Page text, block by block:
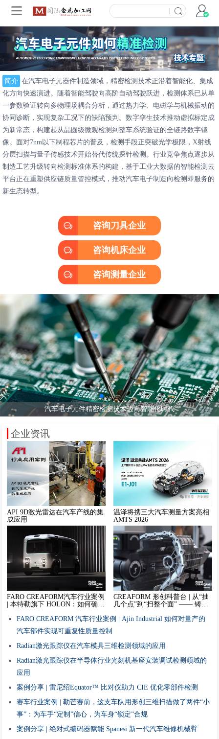
简介 在汽车电子元器件制造领域，精密检测技术正沿着智能化、集成
化方向快速演进。随着智能驾驶向高阶自动驾驶跃进，检测体系已从单
一参数验证转向多物理场耦合分析，通过热力学、电磁学与机械振动的
协同诊断，实现复杂工况下的缺陷预判。数字孪生技术推动虚拟标定成
为新常态，构建起从晶圆级微观检测到整车系统验证的全链路数字镜
像。面对7nm以下制程芯片的普及，检测手段正突破光学极限，X射线
分层扫描与量子传感技术开始替代传统探针检测。行业竞争焦点逐步从
制造工艺升级转向检测标准体系的构建，基于工业大数据的智能检测云
平台正在重塑供应链质量管控模式，推动汽车电子制造向检测即服务的
新生态转型。
咨询刀具企业
咨询机床企业
咨询测量企业
如何验证新能源汽车电机定子组件的关键尺寸？
汽车行业如何实现智能化测量？这场技术论坛给出答案
‌汽车电子元件精密检测技术迈向智能化时代‌
企业资讯
API 9D激光雷达在汽车产线的集
成应用
温泽将携三大汽车测量方案亮相
AMTS 2026
FARO CREAFORM汽车行业案例
| 本特勒旗下 HOLON：如何确保
完全可靠？
CREAFORM 形创科普台 | 从“抽
几个点”到“扫整个面” —— 铸件
FARO CREAFORM 汽车行业案例 | Ajin Industrial 如何对量产的
汽车部件实现可重复性质量控制
Radian激光跟踪仪在汽车模具三维检测领域的应用
Radian激光跟踪仪在半导体行业光刻机基座安装调试检测领域的
应用
案例分享 | 雷尼绍Equator™ 比对仪助力 CIE 优化零部件检测
赛车行业案例 | 勒芒赛前，这支车队用形创三维扫描做了两件“小
事”：为车手“定制”信心，为车身“锁定”合规
案例分享 | 绝对式编码器赋能 Spanesi 新一代汽车维修机械臂